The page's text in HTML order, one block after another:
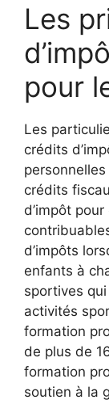
Les
pour
Les
crédits
crédits
d’impôt
d’impôts
enfants à
sportives
activités
formation
de plus de
formation
soutien à la